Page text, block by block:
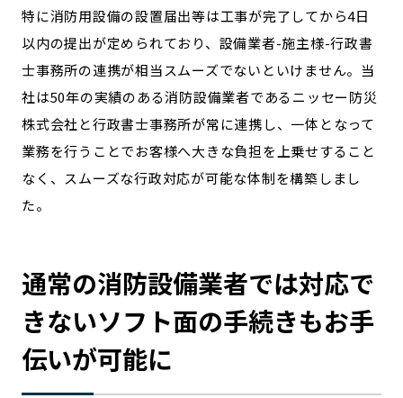
特に消防用設備の設置届出等は工事が完了してから4日
以内の提出が定められており、設備業者-施主様-行政書
士事務所の連携が相当スムーズでないといけません。当
社は50年の実績のある消防設備業者であるニッセー防災
株式会社と行政書士事務所が常に連携し、一体となって
業務を行うことでお客様へ大きな負担を上乗せすること
なく、スムーズな行政対応が可能な体制を構築しまし
た。
通常の消防設備業者では対応で
きないソフト面の手続きもお手
伝いが可能に